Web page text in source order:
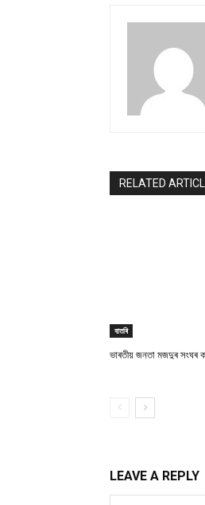
RELATED
বাতৰি
ভাৰতীয় জনতা মজদুৰ সংঘৰ
LEAVE A REPLY